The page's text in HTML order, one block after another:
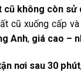
cũ không còn sử
cũ xuống cấp
Anh, giá cao –
nơi sau 30 phút